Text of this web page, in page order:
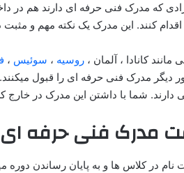
که مدرک فنی حرفه ای دارند هم در
کنند. این مدرک یک نکته مهم و
مانند کانادا ، آلمان ،‌ روسیه ، سوئیس ،
دیگر مدرک فنی حرفه ای را قبول
دارند. شما با داشتن این مدرک در خارج
مدرک فنی حرفه ای
نام در کلاس ها و به پایان رساندن